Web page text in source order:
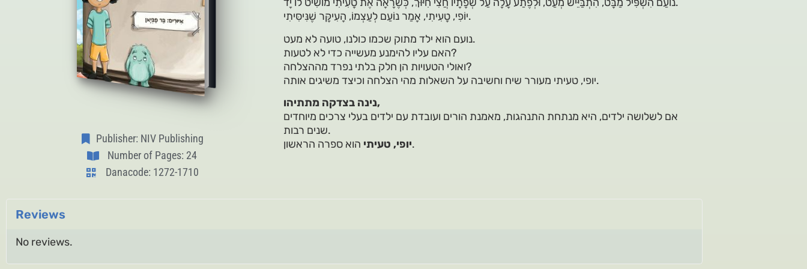
Publisher: NIV Publishing
Number of Pages: 24
Danacode: 1272-1710
יוֹפִי, טָעִיתִי, אָמַר נוֹעַם לְעַצְמוֹ, הָעִיקָּר שֶׁנִּיסִּיתִי.
נועם הוא ילד מתוק שכמו כולנו, טועה לא מעט.
האם עליו להימנע מעשייה כדי לא לטעות?
ואולי הטעויות הן חלק בלתי נפרד מההצלחה?
יופי, טעיתי מעורר שיח וחשיבה על השאלות מהי הצלחה וכיצד משיגים אותה.
נינה בצדקה מתתיהו,
אם לשלושה ילדים, היא מנתחת התנהגות, מאמנת הורים ועובדת עם ילדים בעלי צרכים מיוחדים
שנים רבות.
יופי, טעיתיהוא ספרה הראשון.
Reviews
No reviews.